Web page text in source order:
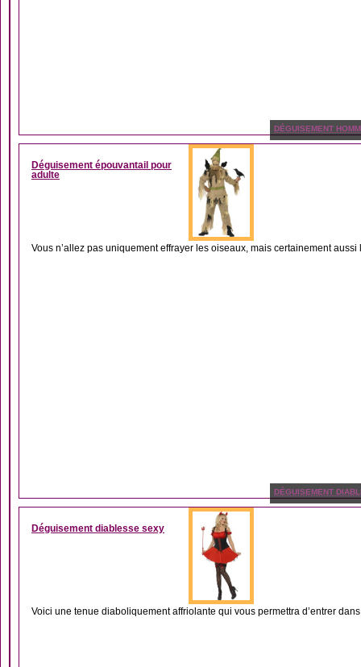
DÉGUISEMENT
Déguisement épouvantail pour
adulte
Vous n’allez pas uniquement effrayer les oiseaux, mais certainement
DÉGUISEMENT
Déguisement diablesse sexy
Voici une tenue diaboliquement affriolante qui vous permettra d’entrer